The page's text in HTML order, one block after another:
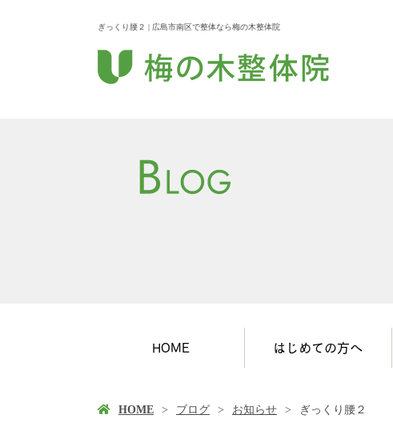
ぎっくり腰２ | 広島市南区で整体なら梅の木整体院
HOME はじめての方へ
HOME ブログ お知らせ ぎっくり腰２